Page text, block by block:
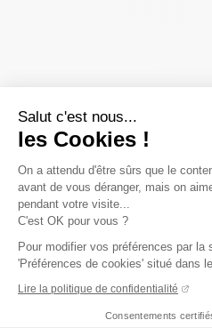
Salut c'est nous...
les Cookies !
On a attendu d'être sûrs que le
avant de vous déranger, mais on
pendant votre visite...
C'est OK pour vous ?
Pour modifier vos préférences par la
'Préférences de cookies' situé dans
Lire la politique de confidentialité
Consentements